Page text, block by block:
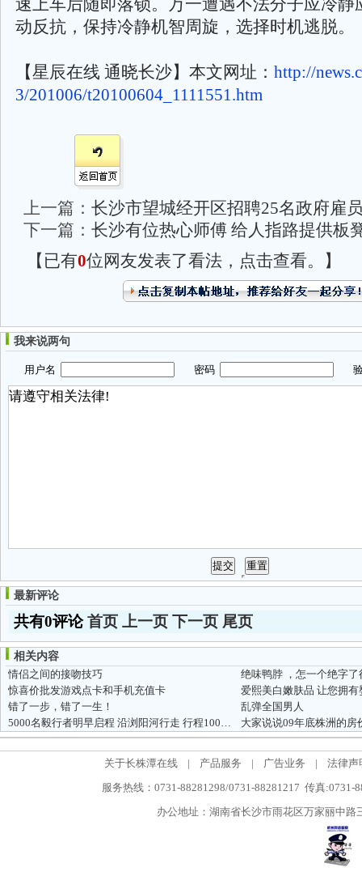
速上车后随即落锁。万一遭遇不法分子应冷静
动反抗，保持冷静机智周旋，选择时机逃脱。
【星辰在线 通晓长沙】本文网址： http://
3/201006/t20100604_1111551.htm
上一篇： 长沙市望城经开区招聘25名政府雇
下一篇： 长沙有位热心师傅 给人指路提供板
【已有0位网友发表了看法，点击查看。】
我来说两句
用户名 密码 验
最新评论
共有0评论首页 上一页 下一页 尾页
相关内容
情侣之间的接吻技巧
绝味鸭脖 ，怎一个绝字了
惊喜价批发游戏点卡和手机充值卡
爱熙美白嫩肤品 让您拥
错了一步，错了一生！
乱弹全国男人
5000名毅行者明早启程 沿浏阳河行走 行程100公里
大家说说09年底株洲的房
关于长株潭在线 | 产品服务 | 广告业务 |
法律声
服务热线：0731-88281298/0731-88281217 传真:0731-
办公地址：湖南省长沙市雨花区万家丽中